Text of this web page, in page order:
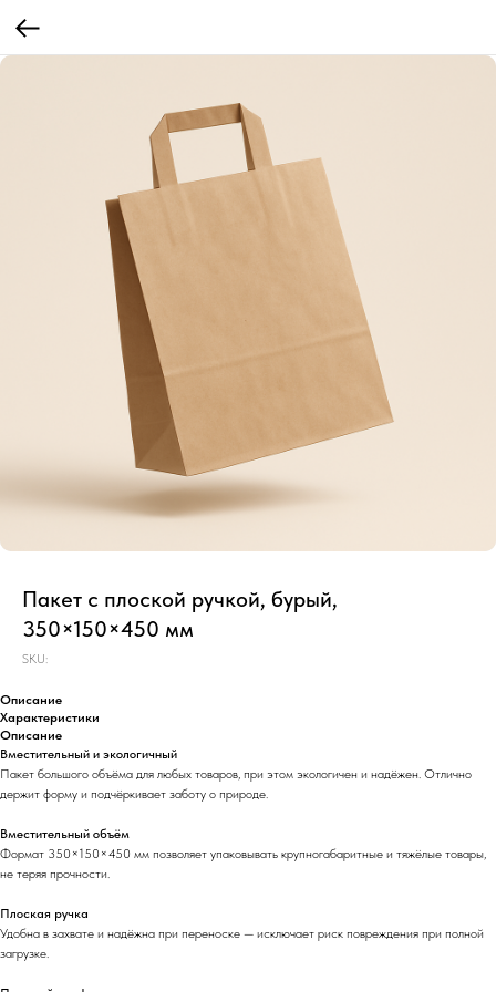
Пакет с плоской ручкой, бурый,
350×150×450 мм
SKU:
Описание
Характеристики
Описание
Вместительный и экологичный
Пакет большого объёма для любых товаров, при этом экологичен и надёжен. Отлично
держит форму и подчёркивает заботу о природе.
Вместительный объём
Формат 350×150×450 мм позволяет упаковывать крупногабаритные и тяжёлые товары,
не теряя прочности.
Плоская ручка
Удобна в захвате и надёжна при переноске — исключает риск повреждения при полной
загрузке.